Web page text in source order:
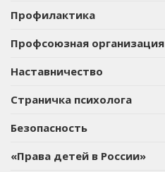
Профилактика
Профсоюзная организация
Наставничество
Страничка психолога
Безопасность
«Права детей в России»